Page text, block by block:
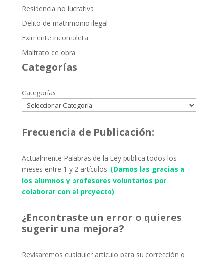
Residencia no lucrativa
Delito de matrimonio ilegal
Eximente incompleta
Maltrato de obra
Categorías
Categorías
Frecuencia de Publicación:
Actualmente Palabras de la Ley publica todos los
meses entre 1 y 2 artículos. (Damos las gracias a
los alumnos y profesores voluntarios por
colaborar con el proyecto)
¿Encontraste un error o quieres
sugerir una mejora?
Revisaremos cualquier artículo para su corrección o